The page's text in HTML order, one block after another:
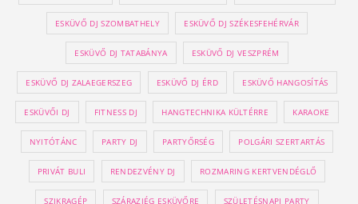
ESKÜVŐ DJ SZOMBATHELY ESKÜVŐ DJ SZÉKESFEHÉRVÁR
ESKÜVŐ DJ TATABÁNYA ESKÜVŐ DJ VESZPRÉM
ESKÜVŐ DJ ZALAEGERSZEG ESKÜVŐ DJ ÉRD ESKÜVŐ HANGOSÍTÁS
ESKÜVŐI DJ FITNESS DJ HANGTECHNIKA KÜLTÉRRE KARAOKE
NYITÓTÁNC PARTY DJ PARTYŐRSÉG POLGÁRI SZERTARTÁS
PRIVÁT BULI RENDEZVÉNY DJ ROZMARING KERTVENDÉGLŐ
SZIKRAGÉP SZÁRAZJÉG ESKÜVŐRE SZÜLETÉSNAPI PARTY